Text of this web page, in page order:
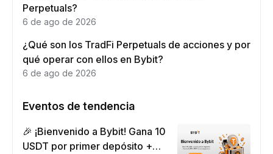
Perpetuals?
6 de ago de 2026
¿Qué son los TradFi Perpetuals de acciones y por
qué operar con ellos en Bybit?
6 de ago de 2026
Eventos de tendencia
🎉 ¡Bienvenido a Bybit! Gana 10
USDT por primer depósito +